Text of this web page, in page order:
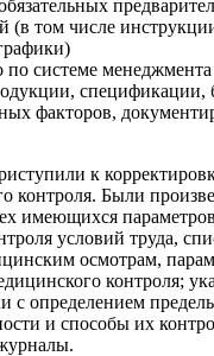
(в том числе
по системе менеджмента
спецификации,
факторов,
к
контроля. Были
имеющихся
условий труда,
осмотрам,
контроля;
с определением
и способы их